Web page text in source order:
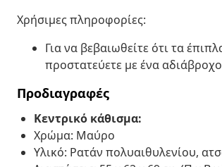
Χρήσιμες πληροφορίες:
Για να βεβαιωθείτε ότι τα
προστατεύετε με ένα
Προδιαγραφές
Κεντρικό κάθισμα:
Χρώμα: Μαύρο
Υλικό: Ρατάν πολυαιθυλενίου,